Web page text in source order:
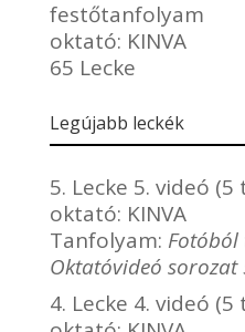
festőtanfolyam
oktató: KINVA
65 Lecke
Legújabb leckék
5. Lecke 5. videó
oktató: KINVA
Tanfolyam: Fotóból
Oktatóvideó sorozat
4. Lecke 4. videó